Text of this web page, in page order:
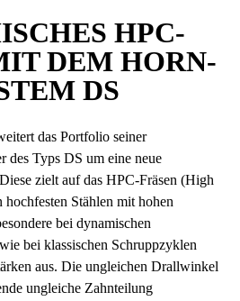
HPC-
DEM HORN-
DS
das Portfolio seiner
des Typs DS um eine neue
zielt auf das HPC-Fräsen (High
Stählen mit hohen
bei dynamischen
bei klassischen Schruppzyklen
aus. Die ungleichen Drallwinkel
ungleiche Zahnteilung